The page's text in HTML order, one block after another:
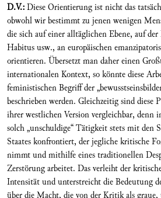
D.V.:Diese Orientierung ist nicht das
obwohl wir bestimmt zu jenen wenigen
die sich auf einer alltäglichen Ebene, auf der
Habitus usw., an europäischen
orientieren. Übersetzt man daher einen
internationalen Kontext, so könnte diese
feministischen Begriff der
beschrieben werden. Gleichzeitig sind
ihrer westlichen Version vergleichbar, denn
solch „unschuldige“ Tätigkeit stets mit den
Staates konfrontiert, der jegliche kritische
nimmt und mithilfe eines traditionellen
Zerstörung arbeitet. Das verleiht der
Intensität und unterstreicht die Bedeutung